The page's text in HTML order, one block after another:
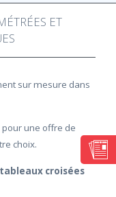
ET
sur mesure dans
pour une offre de
choix.
croisées